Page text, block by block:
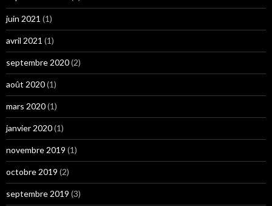
juin 2021 (1)
avril 2021 (1)
septembre 2020(2)
août 2020(1)
mars 2020(1)
janvier 2020(1)
novembre 2019 (1)
octobre 2019 (2)
septembre 2019 (3)